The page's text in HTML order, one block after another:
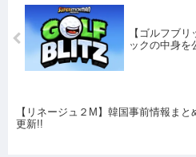
【ゴルフブ
ックの中身を
【リネージュ２M】韓国事前情報まと
更新!!